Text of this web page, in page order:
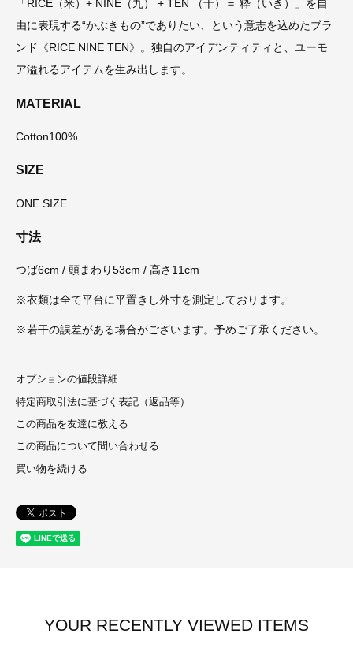
「RICE（米）+ NINE（九） + TEN （十）＝ 粋（いき）」を自
由に表現する“かぶきもの”でありたい、という意志を込めたブラ
ンド《RICE NINE TEN》。独自のアイデンティティと、ユーモ
ア溢れるアイテムを生み出します。
MATERIAL
Cotton100%
SIZE
ONE SIZE
寸法
つば6cm / 頭まわり53cm / 高さ11cm
※衣類は全て平台に平置きし外寸を測定しております。
※若干の誤差がある場合がございます。予めご了承ください。
オプションの値段詳細
特定商取引法に基づく表記（返品等）
この商品を友達に教える
この商品について問い合わせる
買い物を続ける
YOUR RECENTLY VIEWED ITEMS